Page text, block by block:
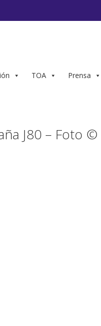
TOA Prensa
J80 – Foto ©